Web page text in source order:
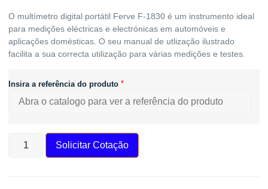
O multímetro digital portátil Ferve F-1830 é um instrumento ideal
para medições eléctricas e electrónicas em automóveis e
aplicações domésticas. O seu manual de utlização ilustrado
facilita a sua correcta utilização para várias medições e testes.
Insira a referência do produto *
Solicitar Cotação